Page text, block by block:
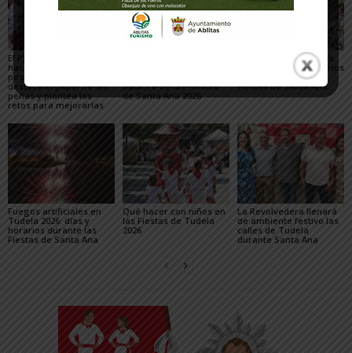
El PSN-PSOE de Tudela
hace un balance
positivo de las fiestas,
destaca el papel de las
peñas y plantea los
retos para mejorarlas
balance de las Fiestas
de Santa Ana 2026
Gigantes y Cabezudos
en Tudela 2026: horarios
y recorridos en las
Fiestas de Santa Ana
Fuegos artificiales en
Tudela 2026: días y
horarios durante las
Fiestas de Santa Ana
Qué hacer con niños en
las Fiestas de Tudela
2026
La Revolvedera llenará
de ambiente festivo las
calles de Tudela
durante Santa Ana